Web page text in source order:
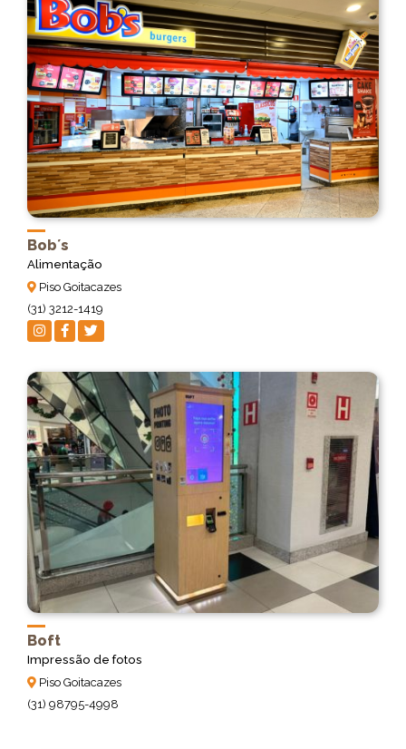
Bob´s
Alimentação
Piso Goitacazes
(31) 3212-1419
Boft
Impressão de fotos
Piso Goitacazes
(31) 98795-4998